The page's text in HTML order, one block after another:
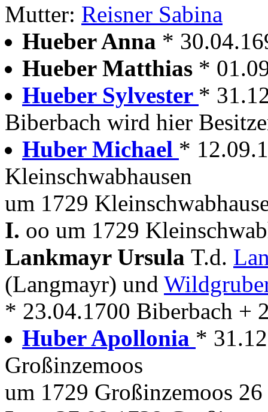
Mutter: Reisner Sabina
Hueber Anna *
Hueber Matthias *
Hueber Sylvester *
Biberbach wird hier
Huber Michael *
Kleinschwabhausen
um 1729
I. oo um 1729
Lankmayr Ursula T.d.
(Langmayr) und
* 23.04.1700 Biberbach +
Huber Apollonia *
Großinzemoos
um 1729 Großinzemoos